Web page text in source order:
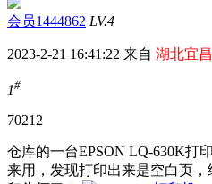
会员1444862 LV.4
2023-2-21 16:41:22 来自 湖北宜昌
1#
70212
仓库的一台EPSON LQ-630K打
来用，发现打印出来是空白页